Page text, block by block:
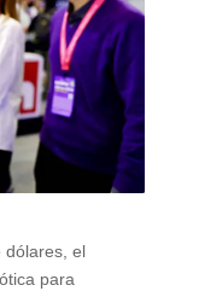
dólares, el
para